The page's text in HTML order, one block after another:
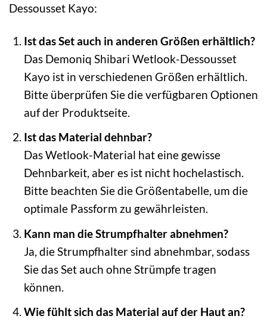
Dessousset Kayo:
Ist das Set auch in anderen Größen erhältlich?
Das Demoniq Shibari Wetlook-Dessousset
Kayo ist in verschiedenen Größen erhältlich.
Bitte überprüfen Sie die verfügbaren Optionen
auf der Produktseite.
Ist das Material dehnbar?
Das Wetlook-Material hat eine gewisse
Dehnbarkeit, aber es ist nicht hochelastisch.
Bitte beachten Sie die Größentabelle, um die
optimale Passform zu gewährleisten.
Kann man die Strumpfhalter abnehmen?
Ja, die Strumpfhalter sind abnehmbar, sodass
Sie das Set auch ohne Strümpfe tragen
können.
Wie fühlt sich das Material auf der Haut an?